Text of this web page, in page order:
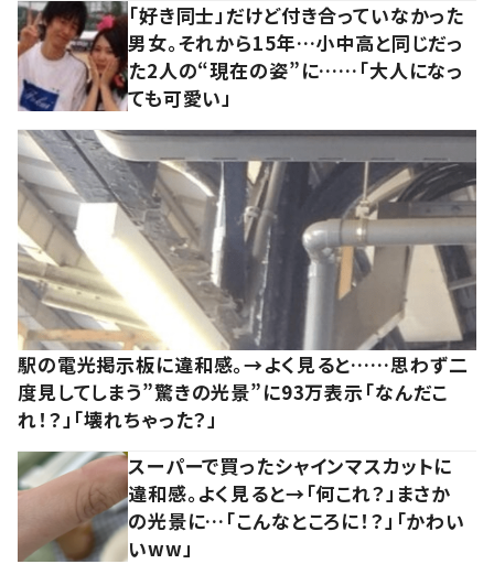
「好き同士」だけど付き合っていなかった
男女。それから15年…小中高と同じだっ
た2人の“現在の姿”に……「大人になっ
ても可愛い」
駅の電光掲示板に違和感。→よく見ると……思わず二
度見してしまう”驚きの光景”に93万表示「なんだこ
れ！？」「壊れちゃった？」
スーパーで買ったシャインマスカットに
違和感。よく見ると→「何これ？」まさか
の光景に…「こんなところに！？」「かわい
いww」